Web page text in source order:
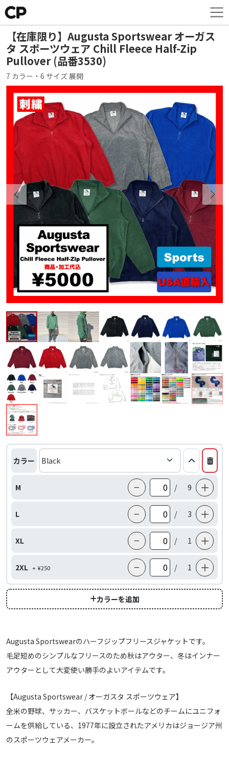
【在庫限り】Augusta Sportswear オーガス
タ スポーツウェア Chill Fleece Half-Zip
Pullover (品番3530)
7 カラー・6 サイズ 展開
カラー
M − / 9 ＋
L − / 3 ＋
XL − / 1 ＋
2XL + ¥250 − / 1 ＋
カラーを追加
Augusta Sportswearのハーフジップフリースジャケットです。
毛足短めのシンプルなフリースのため秋はアウター、冬はインナー
アウターとして大変使い勝手のよいアイテムです。
【Augusta Sportswear / オーガスタ スポーツウェア】
全米の野球、サッカー、バスケットボールなどのチームにユニフォ
ームを供給している、1977年に設立されたアメリカはジョージア州
のスポーツウェアメーカー。